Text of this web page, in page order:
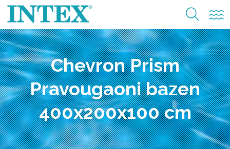
Chevron Prism
Pravougaoni bazen
400x200x100 cm